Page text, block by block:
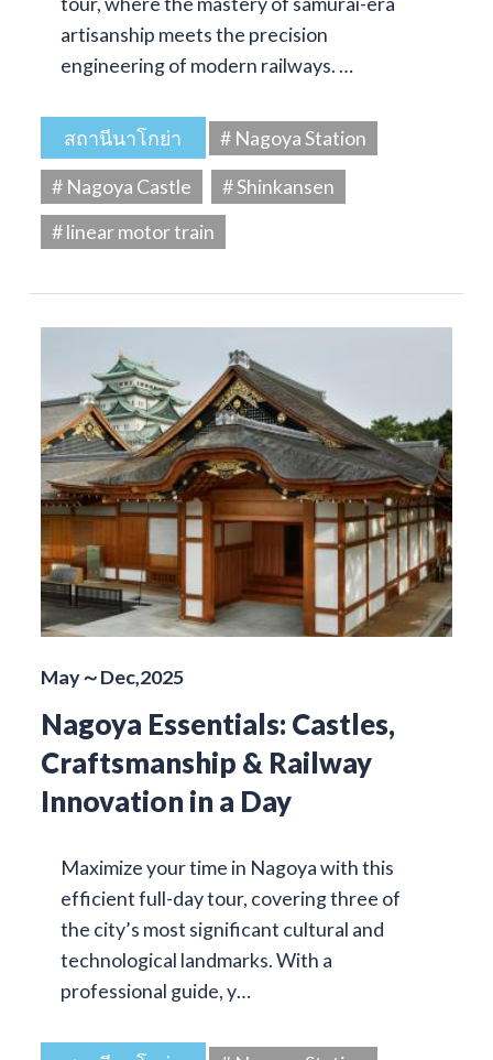
artisanship meets the precision
engineering of modern railways. …
สถานีนาโกย่า
# Nagoya Station
# Nagoya Castle
# Shinkansen
# linear motor train
May～Dec,2025
Nagoya Essentials: Castles,
Craftsmanship & Railway
Innovation in a Day
Maximize your time in Nagoya with this
efficient full-day tour, covering three of
the city’s most significant cultural and
technological landmarks. With a
professional guide, y…